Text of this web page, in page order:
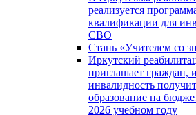
реализуется
квалификации для
СВО
Стань «Учителем со
Иркутский
приглашает
инвалидность
образование на
2026 учебном году